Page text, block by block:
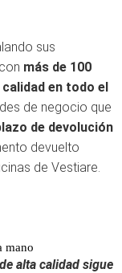
sus
más de 100
en todo el
de negocio que
de devolución
devuelto
de Vestiare.
mano
alta calidad sigue